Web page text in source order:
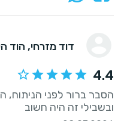
דוד מזרחי, הוד
4.4
הסבר ברור לפני הניתוח,
ובשבילי זה היה חשוב